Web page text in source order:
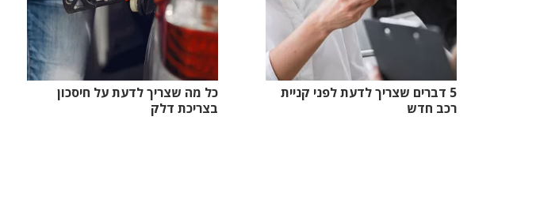
5 דברים שצריך לדעת לפני קניית
רכב חדש
5 דברים שצריך לדעת
לפני קניית רכב חדש
כל מה שצריך לדעת על חיסכון
בצריכת דלק
כל מה שצריך לדעת
על חיסכון בצריכת
דלק